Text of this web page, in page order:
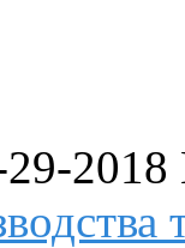
2018